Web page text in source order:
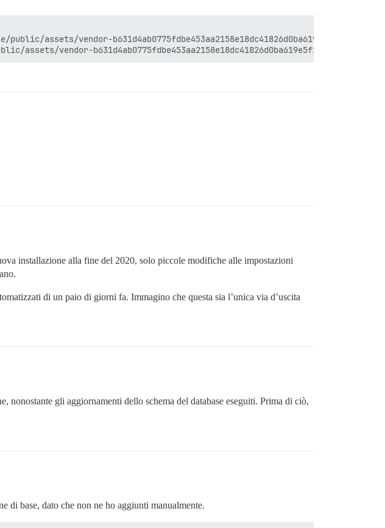
assets/vendor-
installazione alla fine del 2020, solo piccole modifiche alle impostazioni
di un paio di giorni fa. Immagino che questa sia l’unica via d’uscita
nonostante gli aggiornamenti dello schema del database eseguiti. Prima di ciò,
di base, dato che non ne ho aggiunti manualmente.